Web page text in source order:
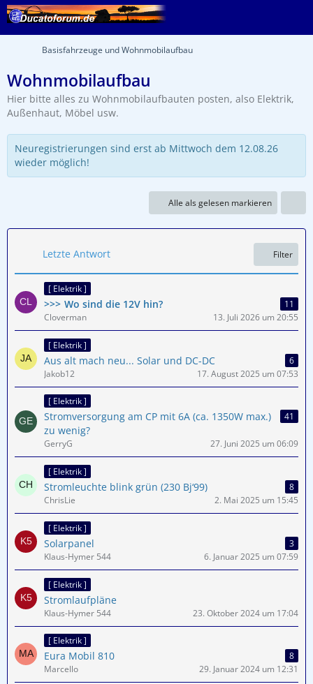
Basisfahrzeuge und Wohnmobilaufbau
Wohnmobilaufbau
Hier bitte alles zu Wohnmobilaufbauten posten, also Elektrik,
Außenhaut, Möbel usw.
Neuregistrierungen sind erst ab Mittwoch dem 12.08.26
wieder möglich!
Alle als gelesen markieren
Letzte Antwort Filter
[ Elektrik ]
Wo sind die 12V hin?
11
Cloverman
13. Juli 2026 um 20:55
[ Elektrik ]
Aus alt mach neu... Solar und DC-DC
6
Jakob12
17. August 2025 um 07:53
[ Elektrik ]
Stromversorgung am CP mit 6A (ca. 1350W max.)
zu wenig?
41
GerryG 27. Juni 2025 um 06:09
[ Elektrik ]
Stromleuchte blink grün (230 Bj‘99)
8
ChrisLie
2. Mai 2025 um 15:45
[ Elektrik ]
Solarpanel
3
Klaus-Hymer 544
6. Januar 2025 um 07:59
[ Elektrik ]
Stromlaufpläne
Klaus-Hymer 544 23. Oktober 2024 um 17:04
[ Elektrik ]
Eura Mobil 810
8
Marcello
29. Januar 2024 um 12:31